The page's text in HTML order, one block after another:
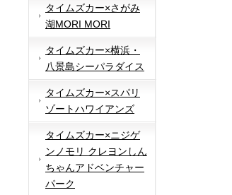
タイムズカー×さがみ
湖MORI MORI
タイムズカー×横浜・
八景島シーパラダイス
タイムズカー×スパリ
ゾートハワイアンズ
タイムズカー×ニジゲ
ンノモリ クレヨンしん
ちゃんアドベンチャー
パーク